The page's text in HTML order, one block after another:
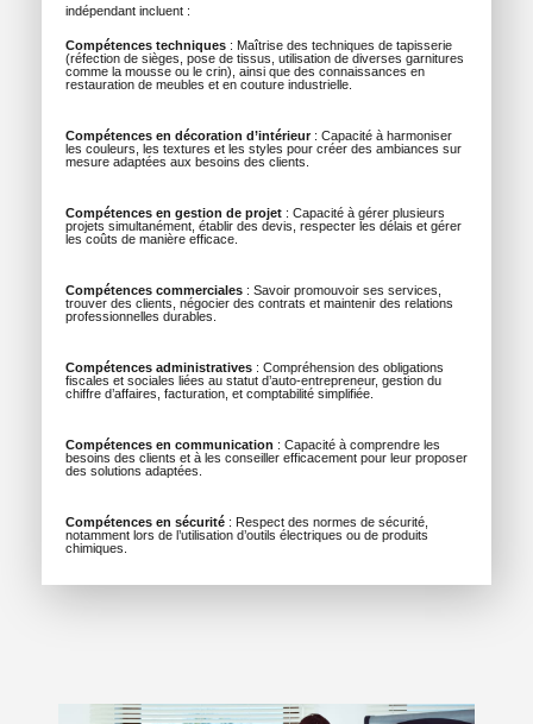
indépendant incluent :
Compétences techniques : Maîtrise des techniques de tapisserie
(réfection de sièges, pose de tissus, utilisation de diverses garnitures
comme la mousse ou le crin), ainsi que des connaissances en
restauration de meubles et en couture industrielle.
Compétences en décoration d’intérieur: Capacité à harmoniser
les couleurs, les textures et les styles pour créer des ambiances sur
mesure adaptées aux besoins des clients.
Compétences en gestion de projet : Capacité à gérer plusieurs
projets simultanément, établir des devis, respecter les délais et gérer
les coûts de manière efficace.
Compétences commerciales : Savoir promouvoir ses services,
trouver des clients, négocier des contrats et maintenir des relations
professionnelles durables.
Compétences administratives : Compréhension des obligations
fiscales et sociales liées au statut d’auto-entrepreneur, gestion du
chiffre d’affaires, facturation, et comptabilité simplifiée.
Compétences en communication : Capacité à comprendre les
besoins des clients et à les conseiller efficacement pour leur proposer
des solutions adaptées.
Compétences en sécurité : Respect des normes de sécurité,
notamment lors de l’utilisation d’outils électriques ou de produits
chimiques.